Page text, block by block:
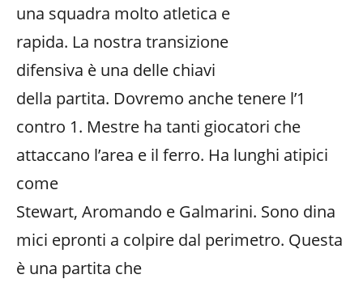
una squadra molto atletica e
rapida. La nostra transizione
difensiva è una delle chiavi
della partita. Dovremo anche tenere l’1
contro 1. Mestre ha tanti giocatori che
attaccano l’area e il ferro. Ha lunghi atipici
come
Stewart, Aromando e Galmarini. Sono dina
mici epronti a colpire dal perimetro. Questa
è una partita che